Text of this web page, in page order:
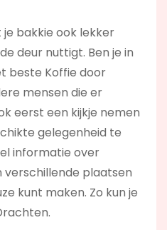
bakkie ook lekker
deur nuttigt. Ben je in
beste Koffie door
mensen die er
eerst een kijkje nemen
gelegenheid te
informatie over
plaatsen
kunt maken. Zo kun je